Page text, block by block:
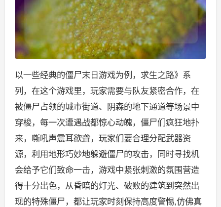
以一些经典的僵尸末日游戏为例，求生之路》系
列，在这个游戏里，玩家需要与队友紧密合作，在
被僵尸占领的城市街道、阴森的地下通道等场景中
穿梭，每一次遭遇战都惊心动魄，僵尸们疯狂地扑
来，嘶吼声震耳欲聋，玩家们要合理分配武器资
源，利用地形巧妙地躲避僵尸的攻击，同时寻找机
会给予它们致命一击，游戏中紧张刺激的氛围营造
得十分出色，从昏暗的灯光、破败的建筑到突然出
现的特殊僵尸，都让玩家时刻保持高度警惕,仿佛真